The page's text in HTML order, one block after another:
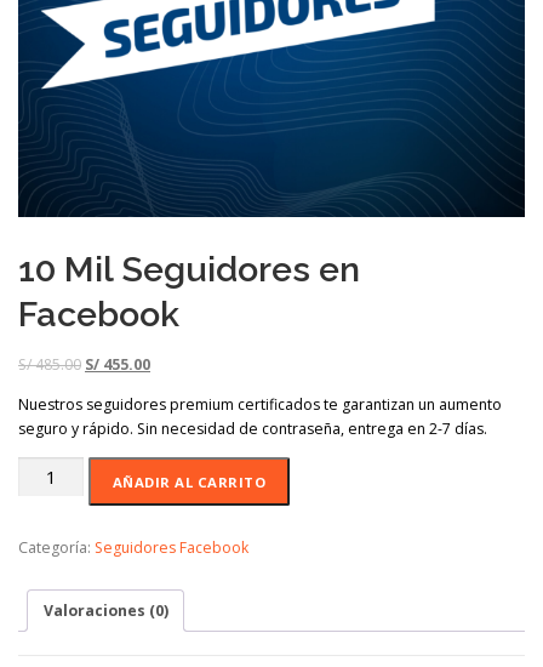
10 Mil Seguidores en
Facebook
S/485.00 S/ 455.00
Nuestros seguidores premium certificados te garantizan un aumento
seguro y rápido. Sin necesidad de contraseña, entrega en 2-7 días.
AÑADIR AL CARRITO
Categoría: Seguidores Facebook
Valoraciones (0)